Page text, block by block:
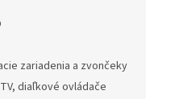
zariadenia a zvončeky
diaľkové ovládače